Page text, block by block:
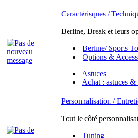
Caractérisques /
Berline, Break et leurs
Berline/ Sports
Options &
Astuces
Achat : astuces &
Personnalisation /
Tout le côté
Tuning